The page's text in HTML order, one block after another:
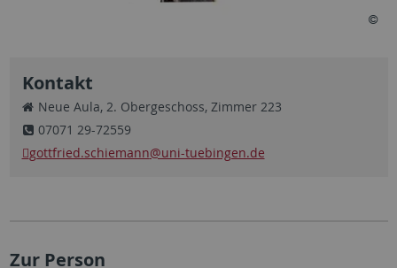
Kontakt
Neue Aula, 2. Obergeschoss, Zimmer 223
07071 29-72559
gottfried.schiemann@uni-tuebingen.de
Zur Person